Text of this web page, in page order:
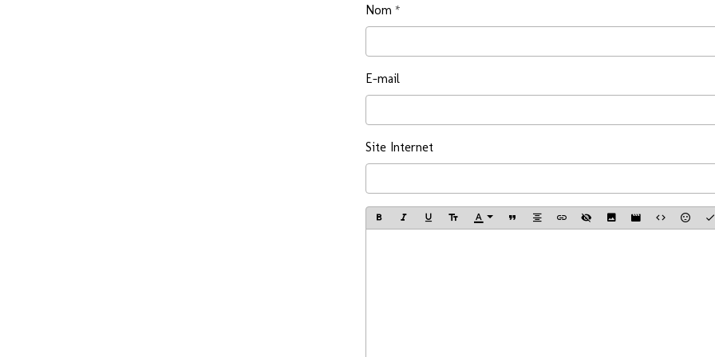
Nom
E-mail
Site Internet